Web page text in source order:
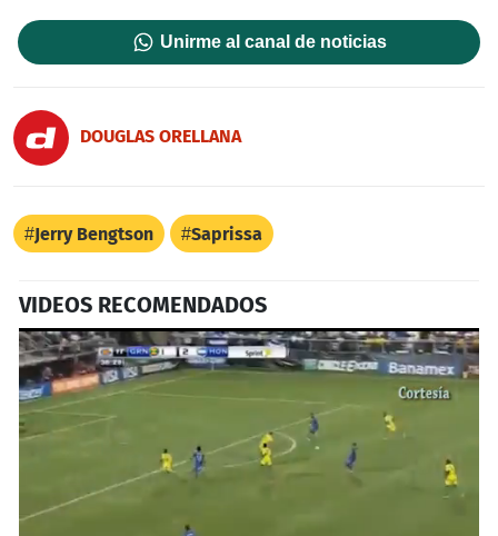
Unirme al canal de noticias
DOUGLAS ORELLANA
Jerry Bengtson Saprissa
VIDEOS RECOMENDADOS